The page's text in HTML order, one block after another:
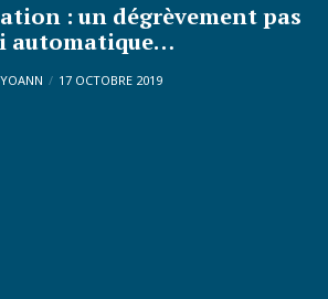
: un dégrèvement pas
automatique…
YOANN 17 OCTOBRE 2019